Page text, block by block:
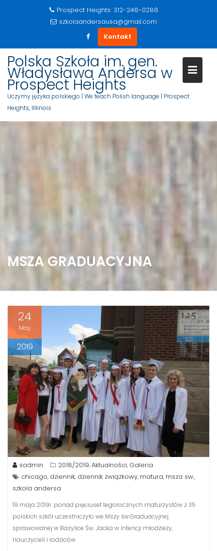
c
Prospect Heights: 312-246-0286
szkolaandersausa@gmail.com
Kontakt
Polska Szkoła im. gen.
Władysława Andersa w
Prospect Heights
Uczymy języka polskiego | We teach Polish language | Prospect
Heights, Illlinois
MSZA GRADUACYJNA
24
May
2019
sadmin 2018/2019,Aktualności, Galeria
chicago, dziennik, dziennik związkowy, matura, msza sw.,
szkola andersa
19 maja 2019r. ponad pięciuset tegorocznych maturzystów z 35
polskich szkół uczestniczyło we Mszy św.Graduacyjnej
sprawowanej w Bazylice Św. Jacka w intencji młodzieży,
nauczycieli i rodziców.